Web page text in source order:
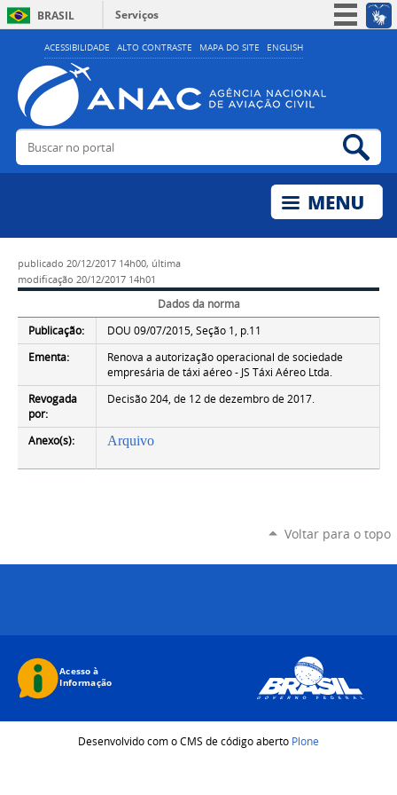
ACESSIBILIDADE ALTO CONTRASTE MAPA DO SITE ENGLISH
BRASIL
Serviços
Simplifique!
Acesso à informação
Legislação
Buscar no portal
publicado 20/12/2017 14h00, última
modificação 20/12/2017 14h01
Dados da norma
Publicação:
DOU 09/07/2015, Seção 1, p.11
Ementa:
Renova a autorização operacional de sociedade
empresária de táxi aéreo - JS Táxi Aéreo Ltda.
Revogada
por:
Decisão 204, de 12 de dezembro de 2017.
Anexo(s): Arquivo
Voltar para o topo
Desenvolvido com o CMS de código aberto Plone